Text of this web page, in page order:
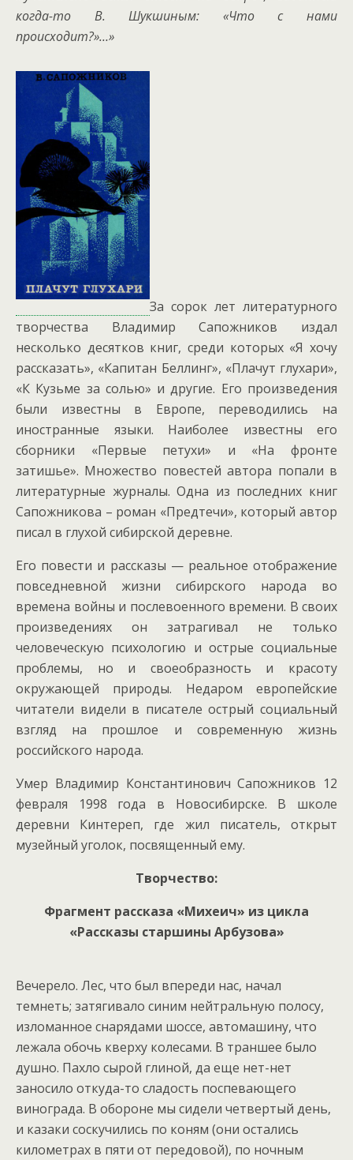
когда-то В. Шукшиным: «Что с нами
происходит?»…»
За сорок лет литературного
творчества Владимир Сапожников издал
несколько десятков книг, среди которых «Я хочу
рассказать», «Капитан Беллинг», «Плачут глухари»,
«К Кузьме за солью» и другие. Его произведения
были известны в Европе, переводились на
иностранные языки. Наиболее известны его
сборники «Первые петухи» и «На фронте
затишье». Множество повестей автора попали в
литературные журналы. Одна из последних книг
Сапожникова – роман «Предтечи», который автор
писал в глухой сибирской деревне.
Его повести и рассказы — реальное отображение
повседневной жизни сибирского народа во
времена войны и послевоенного времени. В своих
произведениях он затрагивал не только
человеческую психологию и острые социальные
проблемы, но и своеобразность и красоту
окружающей природы. Недаром европейские
читатели видели в писателе острый социальный
взгляд на прошлое и современную жизнь
российского народа.
Умер Владимир Константинович Сапожников 12
февраля 1998 года в Новосибирске. В школе
деревни Кинтереп, где жил писатель, открыт
музейный уголок, посвященный ему.
Творчество:
Фрагмент рассказа «Михеич» из цикла
«Рассказы старшины Арбузова»
Вечерело. Лес, что был впереди нас, начал
темнеть; затягивало синим нейтральную полосу,
изломанное снарядами шоссе, автомашину, что
лежала обочь кверху колесами. В траншее было
душно. Пахло сырой глиной, да еще нет-нет
заносило откуда-то сладость поспевающего
винограда. В обороне мы сидели четвертый день,
и казаки соскучились по коням (они остались
километрах в пяти от передовой), по ночным